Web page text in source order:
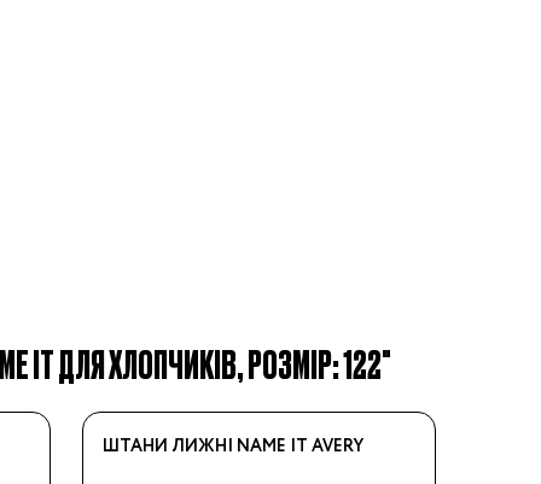
IT ДЛЯ ХЛОПЧИКІВ, РОЗМІР: 122"
ШТАНИ ЛИЖНІ NAME IT AVERY